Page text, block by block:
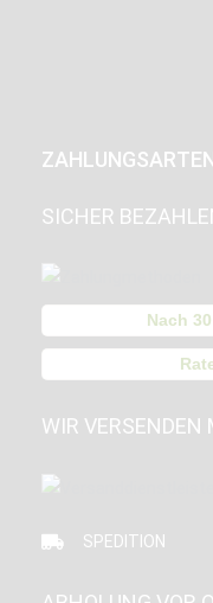
SICHER
Nach
WIR VERSENDEN
SPEDITION